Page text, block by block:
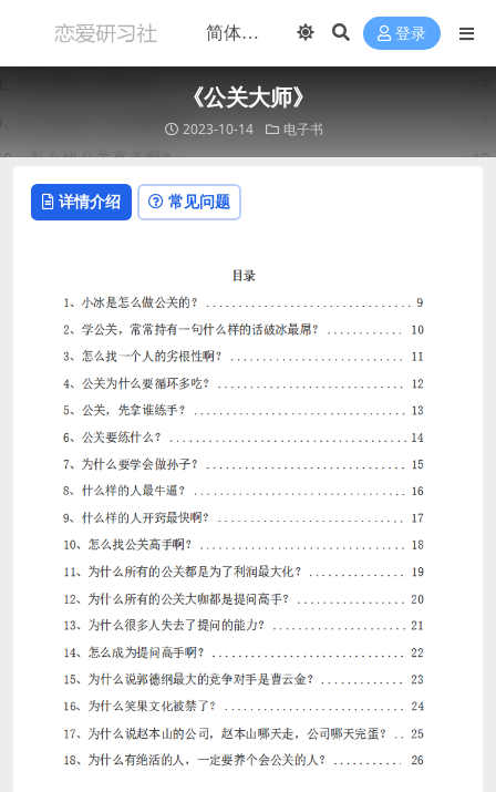
登录
《公关大师》
2023-10-14 电子书
详情介绍 常见问题